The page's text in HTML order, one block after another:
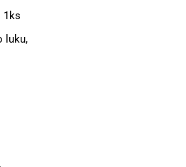
1ks
luku,